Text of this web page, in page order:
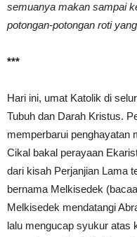
semuanya makan sampai
potongan-potongan roti
***
Hari ini, umat Katolik di
Tubuh dan Darah Kristus.
memperbarui penghayatan
Cikal bakal perayaan
dari kisah Perjanjian Lama
bernama Melkisedek
Melkisedek mendatangi
lalu mengucap syukur atas